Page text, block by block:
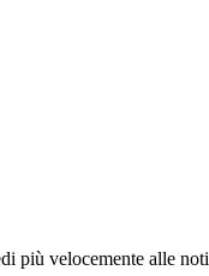
più velocemente alle